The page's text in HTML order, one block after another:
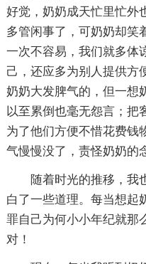
好觉，奶奶成天忙里忙外
多管闲事了，可奶奶却笑
一次不容易，我们就多体
己，还应多为别人提供方
奶奶大发脾气的，但一想
以至累倒也毫无怨言；把
为了他们方便不惜花费钱
气慢慢没了，责怪奶奶的
随着时光的推移，我
白了一些道理。每当想起
罪自己为何小小年纪就那
对！